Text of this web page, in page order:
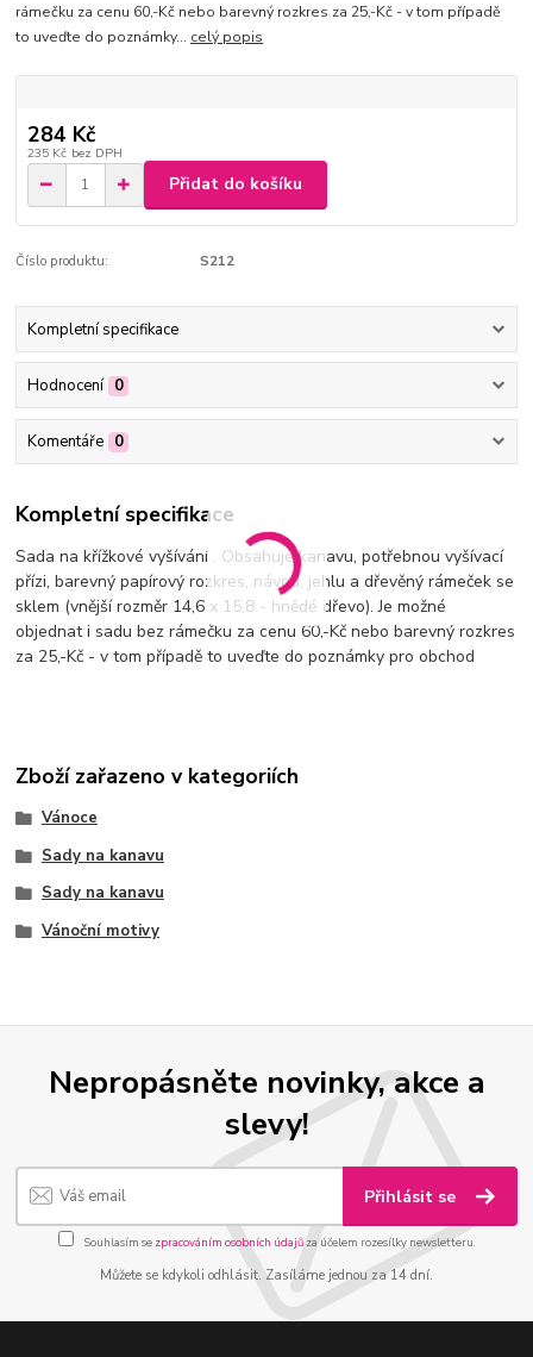
rámečku za cenu 60,-Kč nebo barevný rozkres za 25,-Kč - v tom případě
to uveďte do poznámky... celý popis
284 Kč
235 Kč bez DPH
Přidat do košíku
Číslo produktu: S212
Kompletní specifikace
Hodnocení 0
Komentáře 0
Kompletní specifikace
Sada na křížkové vyšívání . Obsahuje kanavu, potřebnou vyšívací
přízi, barevný papírový rozkres, návod, jehlu a dřevěný rámeček se
sklem (vnější rozměr 14,6 x 15,8 - hnědé dřevo). Je možné
objednat i sadu bez rámečku za cenu 60,-Kč nebo barevný rozkres
za 25,-Kč - v tom případě to uveďte do poznámky pro obchod
Zboží zařazeno v kategoriích
Vánoce
Sady na kanavu
Sady na kanavu
Vánoční motivy
Nepropásněte novinky, akce a
slevy!
Přihlásit se
Souhlasím se zpracováním osobních údajůza účelem rozesílky newsletteru.
Můžete se kdykoli odhlásit. Zasíláme jednou za 14 dní.